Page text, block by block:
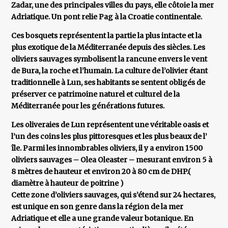
Zadar, une des principales villes du pays, elle côtoie la mer
Adriatique. Un pont relie Pag à la Croatie continentale.
Ces bosquets représentent la partie la plus intacte et la
plus exotique de la Méditerranée depuis des siècles. Les
oliviers sauvages symbolisent la rancune envers le vent
de Bura, la roche et l’humain. La culture de l’olivier étant
traditionnelle à Lun, ses habitants se sentent obligés de
préserver ce patrimoine naturel et culturel de la
Méditerranée pour les générations futures.
Les oliveraies de Lun représentent une véritable oasis et
l’un des coins les plus pittoresques et les plus beaux de l’
île. Parmi les innombrables oliviers, il y a environ 1500
oliviers sauvages – Olea Oleaster – mesurant environ 5 à
8 mètres de hauteur et environ 20 à 80 cm de DHP.(
diamètre à hauteur de poitrine )
Cette zone d’oliviers sauvages, qui s’étend sur 24 hectares,
est unique en son genre dans la région de la mer
Adriatique et elle a une grande valeur botanique. En